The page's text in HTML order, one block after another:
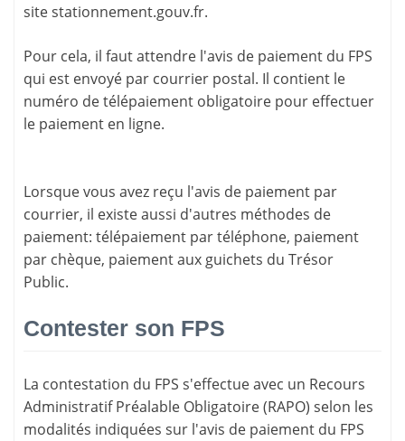
sitestationnement.gouv.fr.
Pour cela, il faut attendre l'avis de paiement du FPS
qui est envoyé par courrier postal. Il contient le
numéro de télépaiement obligatoire pour effectuer
le paiement en ligne.
Lorsque vous avez reçu l'avis de paiement par
courrier, il existe aussi d'autres méthodes de
paiement: télépaiement par téléphone, paiement
par chèque, paiement aux guichets du Trésor
Public.
Contester son FPS
La contestation du FPS s'effectue avec un Recours
Administratif Préalable Obligatoire (RAPO) selon les
modalités indiquées sur l'avis de paiement du FPS